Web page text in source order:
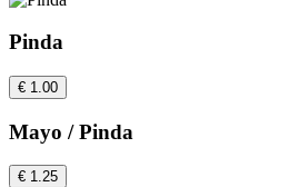
Pinda
€ 1.00
Mayo / Pinda
€ 1.25